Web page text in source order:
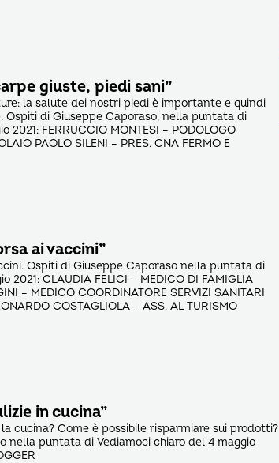
giuste, piedi sani”
la salute dei nostri piedi è importante e quindi
Ospiti di Giuseppe Caporaso, nella puntata di
2021: FERRUCCIO MONTESI – PODOLOGO
PAOLO SILENI – PRES. CNA FERMO E
ai vaccini”
Ospiti di Giuseppe Caporaso nella puntata di
2021: CLAUDIA FELICI – MEDICO DI FAMIGLIA
– MEDICO COORDINATORE SERVIZI SANITARI
COSTAGLIOLA – ASS. AL TURISMO
in cucina”
cucina? Come è possibile risparmiare sui prodotti?
nella puntata di Vediamoci chiaro del 4 maggio